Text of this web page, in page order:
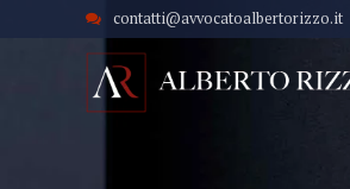
contatti@avvocatoalbertorizzo.it